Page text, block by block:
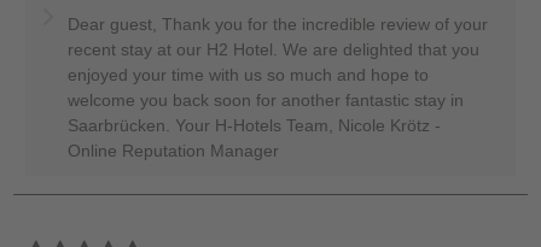
Dear guest, Thank you for the incredible review of your
recent stay at our H2 Hotel. We are delighted that you
enjoyed your time with us so much and hope to
welcome you back soon for another fantastic stay in
Saarbrücken. Your H-Hotels Team, Nicole Krötz -
Online Reputation Manager